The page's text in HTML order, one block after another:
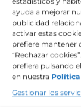
ayuda a mejorar
publicidad
activar estas
prefiere mantener
“Rechazar
prefiera pulsando
en nuestra Política
Gestionar los
2+3 )
en
Cinturón de
seguridad
delantero en
asiento
conductor,